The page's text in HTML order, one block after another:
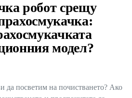
робот срещу
модел?
да посветим на почистването? Ако